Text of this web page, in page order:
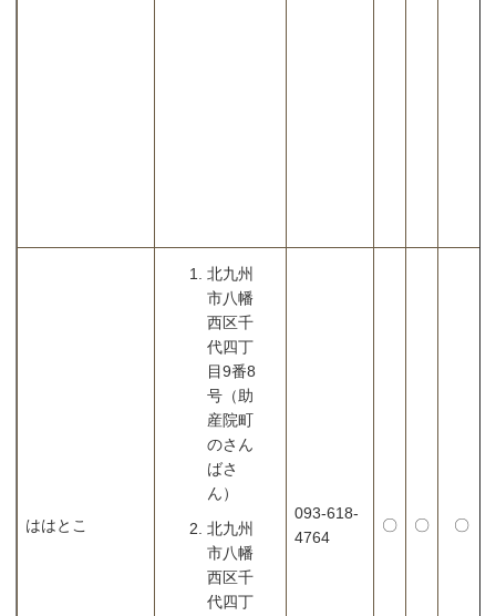
ははとこ
北九州
市八幡
西区千
代四丁
目9番8
号（助
産院町
のさん
ばさ
ん）
北九州
市八幡
西区千
代四丁
093-618-
4764
〇 〇 〇